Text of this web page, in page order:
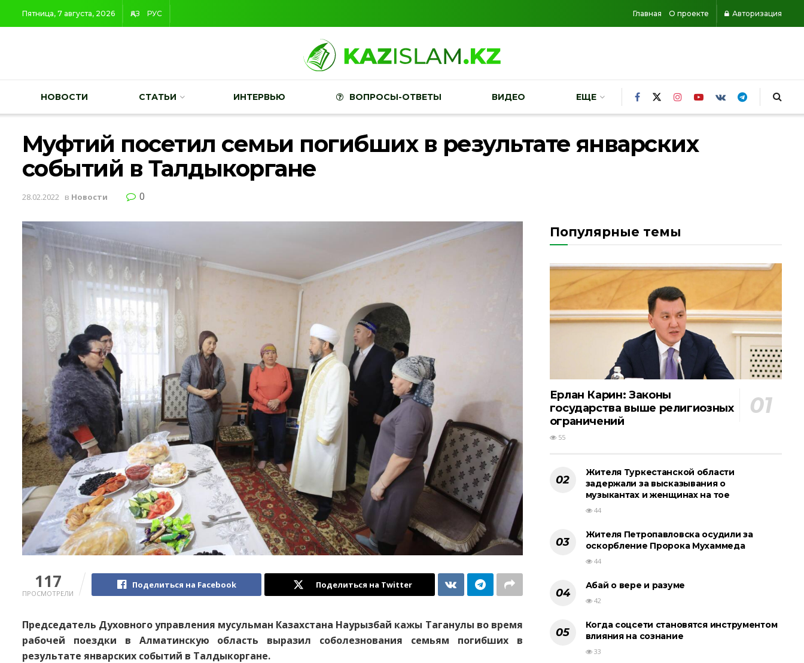
Пятница, 7 августа, 2026 ҚАЗ РУС Главная О проекте Авторизация
НОВОСТИ СТАТЬИ ИНТЕРВЬЮ ВОПРОСЫ-ОТВЕТЫ ВИДЕО ЕЩЕ
Муфтий посетил семьи погибших в результате январских
событий в Талдыкоргане
28.02.2022 в Новости 0
117
ПРОСМОТРЕЛИ
Поделиться на Facebook Поделиться на Twitter
Председатель Духовного управления мусульман Казахстана Наурызбай кажы Таганулы во время
рабочей поездки в Алматинскую область выразил соболезнования семьям погибших в
результате январских событий в Талдыкоргане.
Популярные темы
Ерлан Карин: Законы
государства выше религиозных
ограничений
55
Жителя Туркестанской области
задержали за высказывания о
музыкантах и женщинах на тое
44
Жителя Петропавловска осудили за
оскорбление Пророка Мухаммеда
44
Абай о вере и разуме
42
Когда соцсети становятся инструментом
влияния на сознание
33